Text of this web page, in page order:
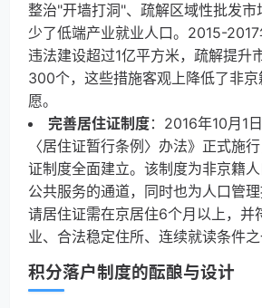
整治"开墙打洞"、疏解区域性批发市
少了低端产业就业人口。2015-
违法建设超过1亿平方米，疏解提升
300个，这些措施客观上降低了非
愿。
完善居住证制度：2016年10月1
〈居住证暂行条例〉办法》正式施
证制度全面建立。该制度为非京籍
公共服务的通道，同时也为人口管
请居住证需在京居住6个月以上，并
业、合法稳定住所、连续就读条件之
积分落户制度的酝酿与设计